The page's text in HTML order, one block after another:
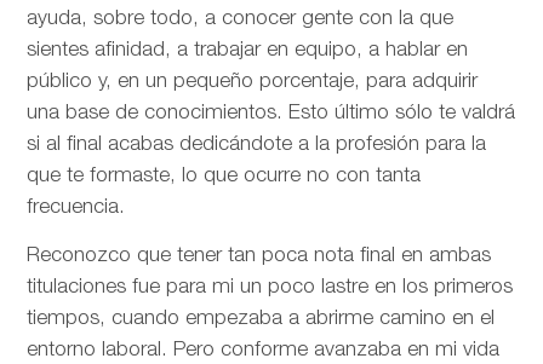
ayuda, sobre todo, a conocer gente con la que
sientes afinidad, a trabajar en equipo, a hablar en
público y, en un pequeño porcentaje, para adquirir
una base de conocimientos. Esto último sólo te valdrá
si al final acabas dedicándote a la profesión para la
que te formaste, lo que ocurre no con tanta
frecuencia.
Reconozco que tener tan poca nota final en ambas
titulaciones fue para mi un poco lastre en los primeros
tiempos, cuando empezaba a abrirme camino en el
entorno laboral. Pero conforme avanzaba en mi vida